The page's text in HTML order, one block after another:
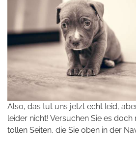
Also, das tut uns jetzt echt leid,
leider nicht! Versuchen Sie es
tollen Seiten, die Sie oben in der